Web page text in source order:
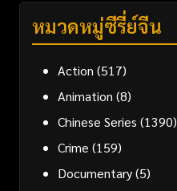
หมวดหมู่ซีรี่ย์จีน
Action (517)
Animation (8)
Chinese Series (1390)
Crime (159)
Documentary(5)